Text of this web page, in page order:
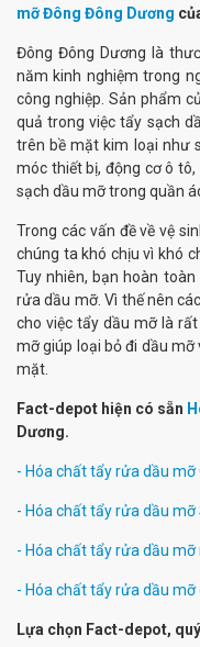
mỡ Đông Đông Dương
Đông Đông Dương là
năm kinh nghiệm trong
công nghiệp. Sản phẩm
quả trong việc tẩy sạch
trên bề mặt kim loại như
móc thiết bị, động cơ ô
sạch dầu mỡ trong quần
Trong các vấn đề về vệ
chúng ta khó chịu vì khó
Tuy nhiên, bạn hoàn
rửa dầu mỡ. Vì thế nên
cho việc tẩy dầu mỡ là
mỡ giúp loại bỏ đi dầu mỡ
mặt.
Fact-depot hiện có sẵn
Dương.
- Hóa chất tẩy rửa dầu mỡ
- Hóa chất tẩy rửa dầu mỡ
- Hóa chất tẩy rửa dầu
- Hóa chất tẩy rửa dầu mỡ
Lựa chọn Fact-depot,